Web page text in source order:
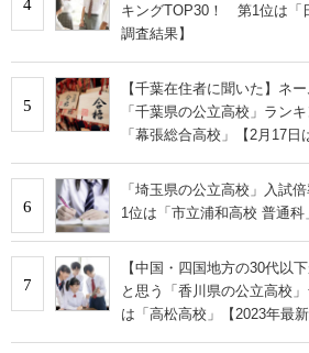
4
キングTOP30！ 第1位は「
調査結果】
5
【千葉在住者に聞いた】ネ
「千葉県の公立高校」ラン
「幕張総合高校」【2月17
6
「埼玉県の公立高校」入試
1位は「市立浦和高校 普通科
7
【中国・四国地方の30代以
と思う「香川県の公立高校
は「高松高校」【2023年最新